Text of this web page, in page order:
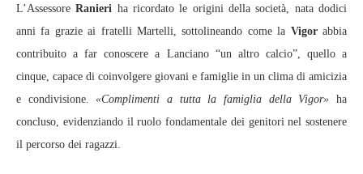
L’AssessoreRanieri ha ricordato le origini della società, nata dodici
anni fa grazie ai fratelli Martelli, sottolineando come la Vigorabbia
contribuito a far conoscere a Lanciano “un altro calcio”, quello a
cinque, capace di coinvolgere giovani e famiglie in un clima di amicizia
e condivisione.«Complimenti a tutta la famiglia della Vigor» ha
concluso, evidenziando il ruolo fondamentale dei genitori nel sostenere
il percorso dei ragazzi.